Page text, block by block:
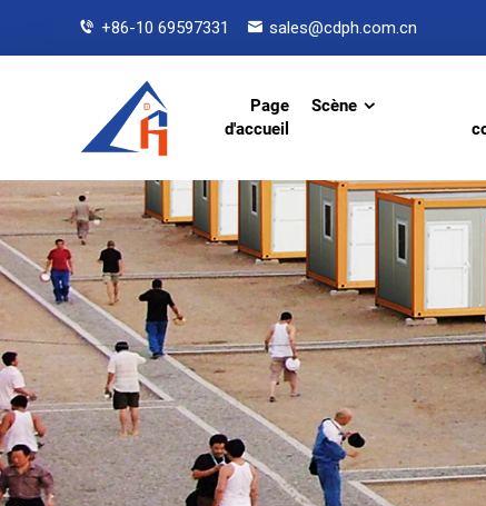
+86-10 69597331 sales@cdph.com.cn
Page
d'accueil
Scène